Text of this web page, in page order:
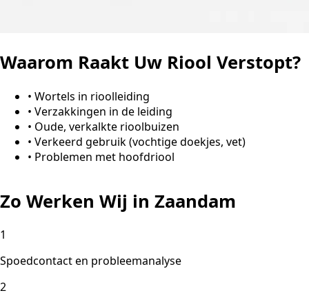
Waarom Raakt Uw Riool Verstopt?
• Wortels in rioolleiding
• Verzakkingen in de leiding
• Oude, verkalkte rioolbuizen
• Verkeerd gebruik (vochtige doekjes, vet)
• Problemen met hoofdriool
Zo Werken Wij in Zaandam
1
Spoedcontact en probleemanalyse
2